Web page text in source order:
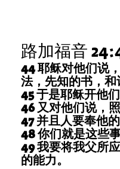
路加福音
44 耶稣对他们说
法，先知的书，和
45 于是耶稣开他
46 又对他们说，
47 并且人要奉他
48 你们就是这些事
49 我要将我父所
的能力。